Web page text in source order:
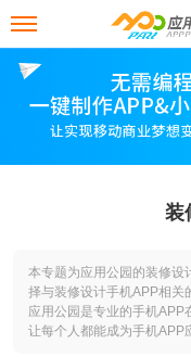
装
本专题为应用公园的装修设
择与装修设计手机APP相关
应用公园是专业的手机APP
让每个人都能成为手机APP